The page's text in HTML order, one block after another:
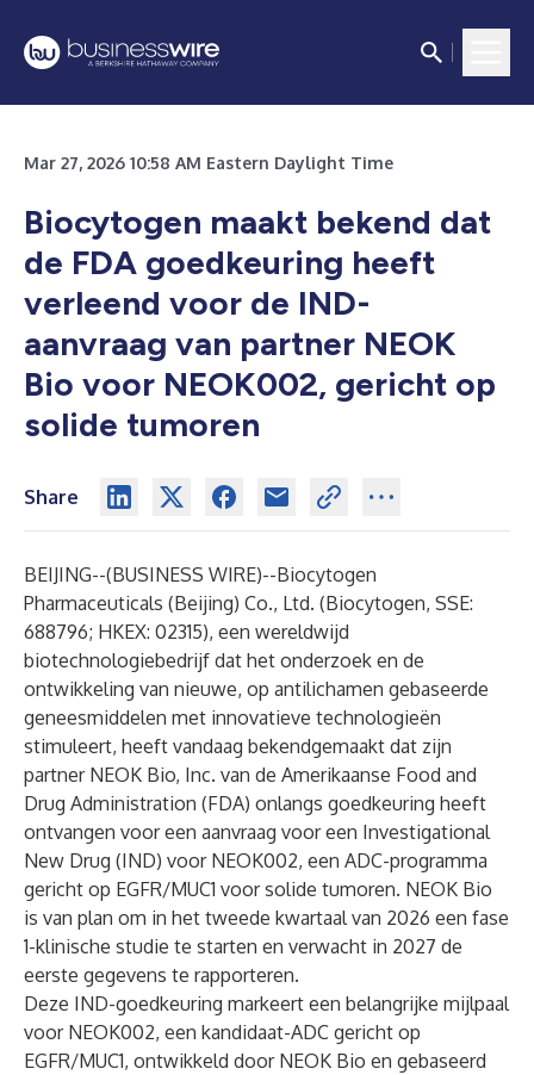
Mar 27, 2026 10:58 AM Eastern Daylight Time
Biocytogen maakt bekend dat
de FDA goedkeuring heeft
verleend voor de IND-
aanvraag van partner NEOK
Bio voor NEOK002, gericht op
solide tumoren
Share
BEIJING--(BUSINESS WIRE)--Biocytogen
Pharmaceuticals (Beijing) Co., Ltd. (Biocytogen, SSE:
688796; HKEX: 02315), een wereldwijd
biotechnologiebedrijf dat het onderzoek en de
ontwikkeling van nieuwe, op antilichamen gebaseerde
geneesmiddelen met innovatieve technologieën
stimuleert, heeft vandaag bekendgemaakt dat zijn
partner NEOK Bio, Inc. van de Amerikaanse Food and
Drug Administration (FDA) onlangs goedkeuring heeft
ontvangen voor een aanvraag voor een Investigational
New Drug (IND) voor NEOK002, een ADC-programma
gericht op EGFR/MUC1 voor solide tumoren. NEOK Bio
is van plan om in het tweede kwartaal van 2026 een fase
1-klinische studie te starten en verwacht in 2027 de
eerste gegevens te rapporteren.
Deze IND-goedkeuring markeert een belangrijke mijlpaal
voor NEOK002, een kandidaat-ADC gericht op
EGFR/MUC1, ontwikkeld door NEOK Bio en gebaseerd